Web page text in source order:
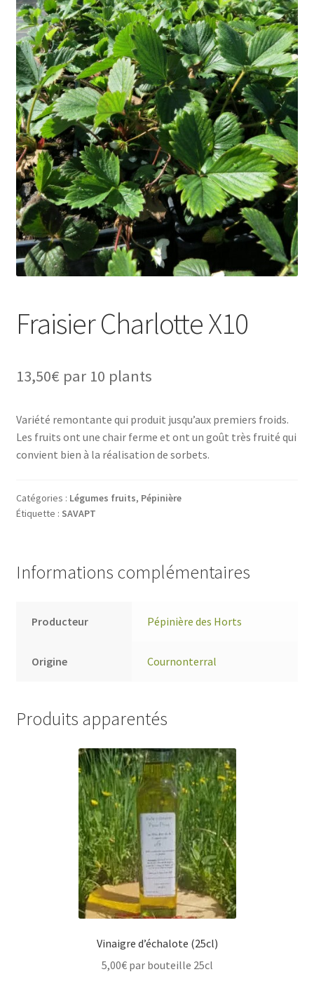
Fraisier Charlotte X10
13,50€ par 10 plants
Variété remontante qui produit jusqu’aux premiers froids.
Les fruits ont une chair ferme et ont un goût très fruité qui
convient bien à la réalisation de sorbets.
Catégories : Légumes fruits, Pépinière
Étiquette : SAVAPT
Informations complémentaires
Producteur Pépinière des Horts
Origine Cournonterral
Produits apparentés
Vinaigre d’échalote (25cl)
5,00€ par bouteille 25cl